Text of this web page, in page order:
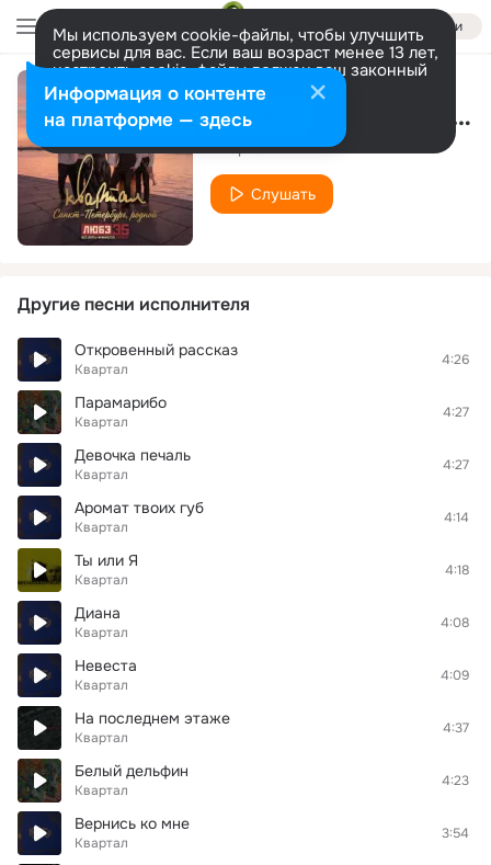
Войти
Мы используем cookie-файлы, чтобы улучшить
сервисы для вас. Если ваш возраст менее 13 лет,
настроить cookie-файлы должен ваш законный
представитель. Больше информации
Разрешить все Настроить Санкт-Петербург, родной (Любэ 35. Всё опять начинается. Трибьют)
Квартал
Слушать
Другие песни исполнителя
Откровенный рассказ
Квартал
4:26
Парамарибо
Квартал
4:27
Девочка печаль
Квартал
4:27
Аромат твоих губ
Квартал
4:14
Ты или Я
Квартал
4:18
Диана
Квартал
4:08
Невеста
Квартал
4:09
На последнем этаже
Квартал
4:37
Белый дельфин
Квартал
4:23
Вернись ко мне
Квартал
3:54
Информация о контенте
на платформе — здесь